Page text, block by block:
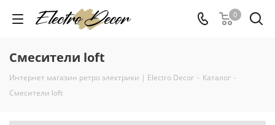
0
Смесители loft
Интернет магазин ретро электрики | Electro Decor - Каталог -
Смесители loft